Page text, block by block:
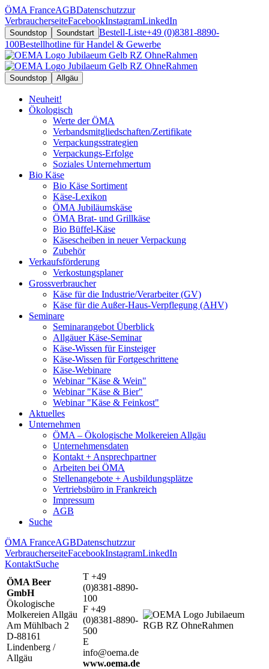
ÖMA FranceAGBDatenschutzzur
VerbraucherseiteFacebookInstagramLinkedIn
Soundstop Soundstart Bestell-Liste+49 (0)8381-8890-
100Bestellhotline für Handel & Gewerbe
Soundstop Allgäu
Neuheit!
Ökologisch
Werte der ÖMA
Verbandsmitgliedschaften/Zertifikate
Verpackungsstrategien
Verpackungs-Erfolge
Soziales Unternehmertum
Bio Käse
Bio Käse Sortiment
Käse-Lexikon
ÖMA Jubiläumskäse
ÖMA Brat- und Grillkäse
Bio Büffel-Käse
Käsescheiben in neuer Verpackung
Zubehör
Verkaufsförderung
Verkostungsplaner
Grossverbraucher
Käse für die Industrie/Verarbeiter (GV)
Käse für die Außer-Haus-Verpflegung (AHV)
Seminare
Seminarangebot Überblick
Allgäuer Käse-Seminar
Käse-Wissen für Einsteiger
Käse-Wissen für Fortgeschrittene
Käse-Webinare
Webinar "Käse & Wein"
Webinar "Käse & Bier"
Webinar "Käse & Feinkost"
Aktuelles
Unternehmen
ÖMA – Ökologische Molkereien Allgäu
Unternehmensdaten
Kontakt + Ansprechpartner
Arbeiten bei ÖMA
Stellenangebote + Ausbildungsplätze
Vertriebsbüro in Frankreich
Impressum
AGB
Suche
ÖMA FranceAGBDatenschutzzur
VerbraucherseiteFacebookInstagramLinkedIn
KontaktSuche
ÖMA Beer
GmbH
Ökologische
Molkereien Allgäu
Am Mühlbach 2
D-88161
Lindenberg /
Allgäu
T +49
(0)8381-8890-
100
F +49
(0)8381-8890-
500
E
info@oema.de
www.oema.de